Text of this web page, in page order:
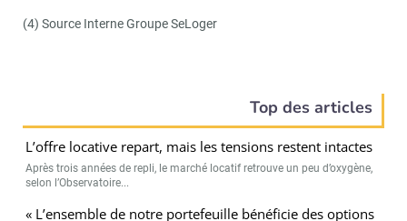
(4) Source Interne Groupe SeLoger
Top des articles
L’offre locative repart, mais les tensions restent intactes
Après trois années de repli, le marché locatif retrouve un peu d’oxygène,
selon l’Observatoire...
« L’ensemble de notre portefeuille bénéficie des options